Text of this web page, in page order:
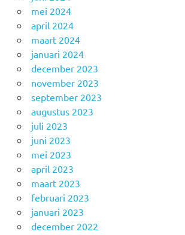
mei 2024
april 2024
maart 2024
januari 2024
december 2023
november 2023
september 2023
augustus 2023
juli 2023
juni 2023
mei 2023
april 2023
maart 2023
februari 2023
januari 2023
december 2022